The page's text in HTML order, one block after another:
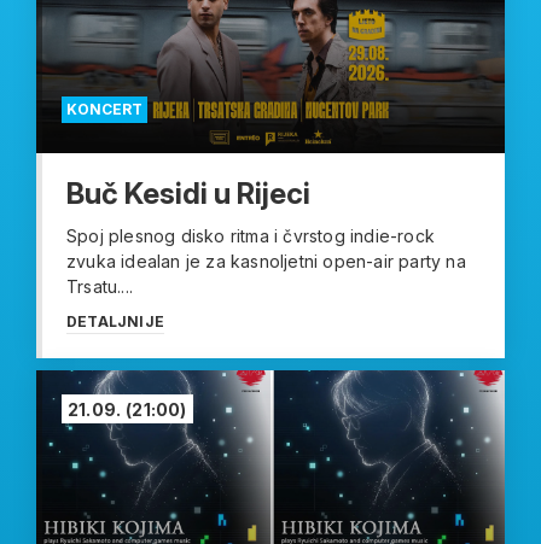
KONCERT
Buč Kesidi u Rijeci
Spoj plesnog disko ritma i čvrstog indie-rock
zvuka idealan je za kasnoljetni open-air party na
Trsatu....
DETALJNIJE
21.09. (21:00)